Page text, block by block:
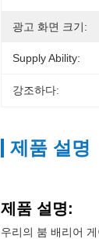
광고 화면 크기:
Supply Ability:
강조하다:
제품 설명
제품 설명:
우리의 붐 배리어